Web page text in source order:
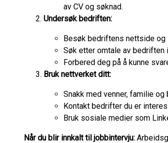
av CV og søknad.
Undersøk bedriften:
Besøk bedriftens nettside og
Søk etter omtale av bedriften
Forbered deg på å kunne
Bruk nettverket ditt:
Snakk med venner, familie
Kontakt bedrifter du er
Bruk sosiale medier som
Når du blir innkalt til jobbintervju: